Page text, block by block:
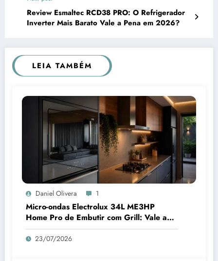
Review Esmaltec RCD38 PRO: O Refrigerador
Inverter Mais Barato Vale a Pena em 2026?
LEIA TAMBÉM
Daniel Olivera 1
Micro-ondas Electrolux 34L ME3HP
Home Pro de Embutir com Grill: Vale a
Pena Comprar?
23/07/2026